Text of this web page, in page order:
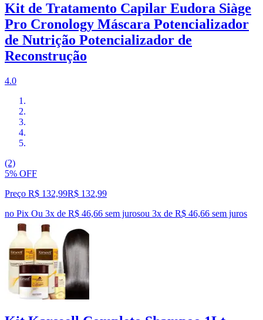
Kit de Tratamento Capilar Eudora Siàge
Pro Cronology Máscara Potencializador
de Nutrição Potencializador de
Reconstrução
4.0
(2)
5% OFF
Preço R$ 132,99R$ 132,99
no Pix Ou 3x de R$ 46,66 sem jurosou 3x de R$ 46,66 sem juros